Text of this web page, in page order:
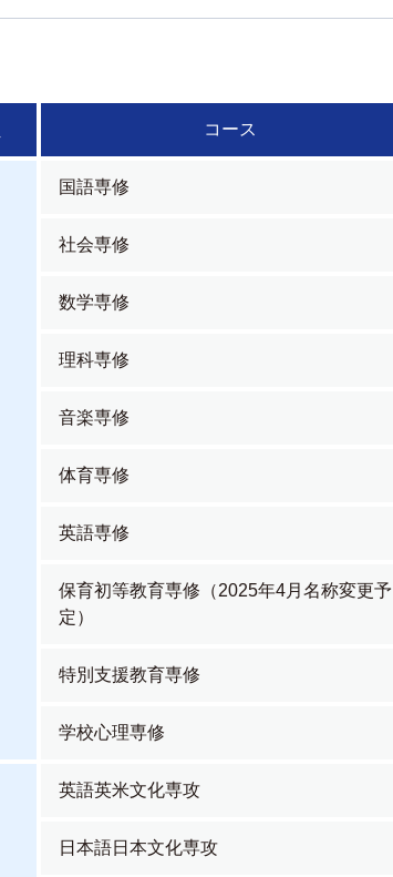
コース
国語専修
社会専修
数学専修
理科専修
音楽専修
体育専修
英語専修
保育初等教育専修（2025年4月名称変更予
定）
特別支援教育専修
学校心理専修
英語英米文化専攻
日本語日本文化専攻